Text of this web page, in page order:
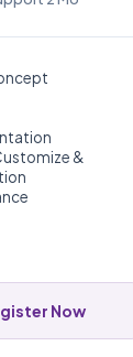
&
Now